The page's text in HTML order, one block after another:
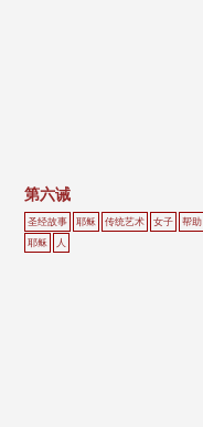
第六诫
圣经故事 耶稣 传统艺术 女子
帮助
耶稣
人